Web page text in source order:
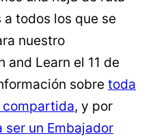
todos los que se
nuestro
and Learn el 11 de
sobre toda
compartida, y por
ser un Embajador